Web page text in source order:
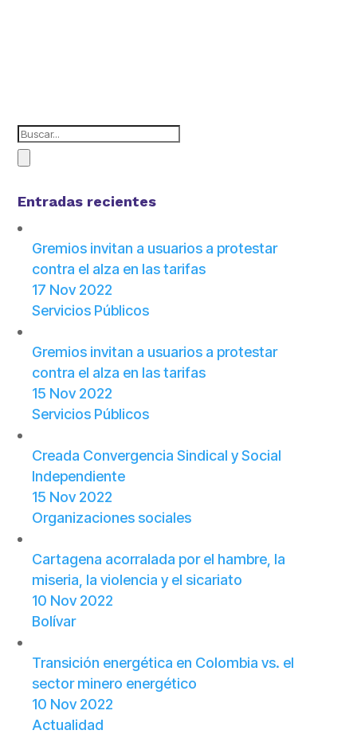
Entradas recientes
Gremios invitan a usuarios a protestar
contra el alza en las tarifas
17 Nov 2022
Servicios Públicos
Gremios invitan a usuarios a protestar
contra el alza en las tarifas
15 Nov 2022
Servicios Públicos
Creada Convergencia Sindical y Social
Independiente
15 Nov 2022
Organizaciones sociales
Cartagena acorralada por el hambre, la
miseria, la violencia y el sicariato
10 Nov 2022
Bolívar
Transición energética en Colombia vs. el
sector minero energético
10 Nov 2022
Actualidad